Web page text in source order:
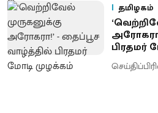
தமிழகம்
பிரதமர்